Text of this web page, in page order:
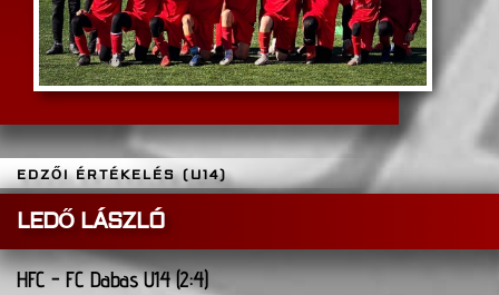
EDZŐI ÉRTÉKELÉS (U14)
LEDŐ LÁSZLÓ
HFC - FC Dabas U14 (2:4)